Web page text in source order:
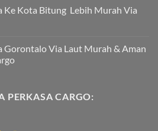
Ke Kota Bitung Lebih Murah Via
Gorontalo Via Laut Murah & Aman
PERKASA CARGO: